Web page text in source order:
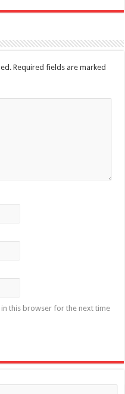
Required fields are marked
in this browser for the next time